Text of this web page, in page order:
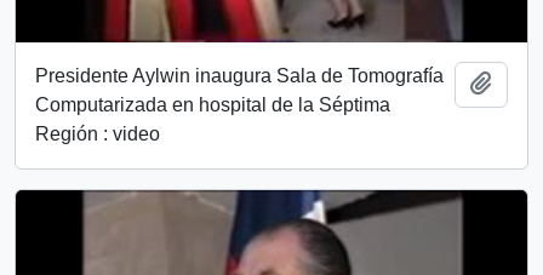
Presidente Aylwin inaugura Sala de Tomografía
Computarizada en hospital de la Séptima
Región : video